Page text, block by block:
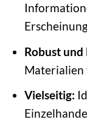
Robust und
Materialien
Vielseitig: